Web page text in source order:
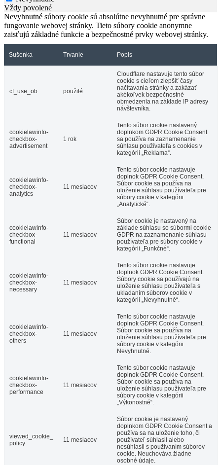
Vždy povolené
Nevyhnutné súbory cookie sú absolútne nevyhnutné pre správne
fungovanie webovej stránky. Tieto súbory cookie anonymne
zaisťujú základné funkcie a bezpečnostné prvky webovej stránky.
Sušenka Trvanie Popis
cf_use_ob použité
Cloudflare nastavuje tento súbor
cookie s cieľom zlepšiť časy
načítavania stránky a zakázať
akékoľvek bezpečnostné
obmedzenia na základe IP adresy
návštevníka.
cookielawinfo-
checkbox-
advertisement
1 rok
Tento súbor cookie nastavený
doplnkom GDPR Cookie Consent
sa používa na zaznamenanie
súhlasu používateľa s cookies v
kategórii „Reklama“.
cookielawinfo-
checkbox-
analytics
11 mesiacov
Tento súbor cookie nastavuje
doplnok GDPR Cookie Consent.
Súbor cookie sa používa na
uloženie súhlasu používateľa pre
súbory cookie v kategórii
„Analytické“.
cookielawinfo-
checkbox-
functional
11 mesiacov
Súbor cookie je nastavený na
základe súhlasu so súbormi cookie
GDPR na zaznamenanie súhlasu
používateľa pre súbory cookie v
kategórii „Funkčné“.
cookielawinfo-
checkbox-
necessary
11 mesiacov
Tento súbor cookie nastavuje
doplnok GDPR Cookie Consent.
Súbory cookie sa používajú na
uloženie súhlasu používateľa s
ukladaním súborov cookie v
kategórii „Nevyhnutné“.
cookielawinfo-
checkbox-
others
11 mesiacov
Tento súbor cookie nastavuje
doplnok GDPR Cookie Consent.
Súbor cookie sa používa na
uloženie súhlasu používateľa pre
súbory cookie v kategórii
Nevyhnutné.
cookielawinfo-
checkbox-
performance
11 mesiacov
Tento súbor cookie nastavuje
doplnok GDPR Cookie Consent.
Súbor cookie sa používa na
uloženie súhlasu používateľa pre
súbory cookie v kategórii
„Výkonostné“.
viewed_cookie_
policy
11 mesiacov
Súbor cookie je nastavený
doplnkom GDPR Cookie Consent a
používa sa na uloženie toho, či
používateľ súhlasil alebo
nesúhlasil s používaním súborov
cookie. Neuchováva žiadne
osobné údaje.